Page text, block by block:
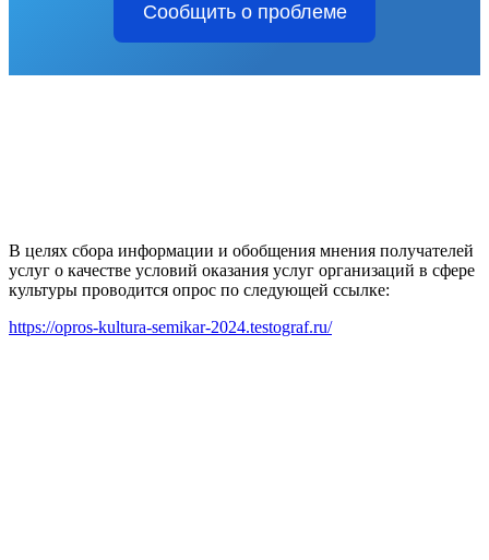
Сообщить о проблеме
В целях сбора информации и обобщения мнения получателей
услуг о качестве условий оказания услуг организаций в сфере
культуры проводится опрос по следующей ссылке:
https://opros-kultura-semikar-2024.testograf.ru/